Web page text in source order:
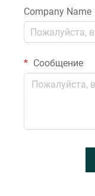
Company Name
Сообщение